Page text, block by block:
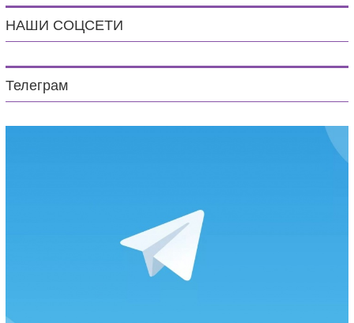
НАШИ СОЦСЕТИ
Телеграм